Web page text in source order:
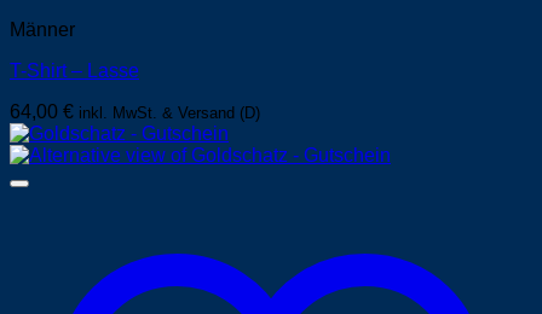
Männer
T-Shirt – Lasse
64,00 € inkl. MwSt. & Versand (D)